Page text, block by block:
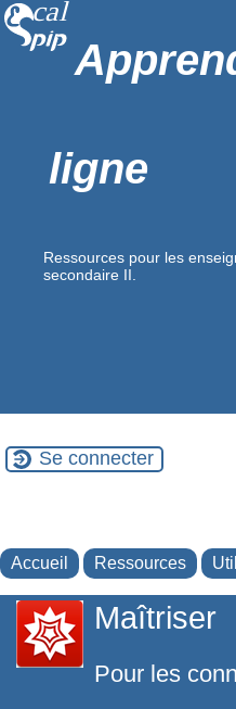
ligne
Ressources pour les
secondaire II.
Se connecter
Accueil Ressources
Maîtriser
Pour les